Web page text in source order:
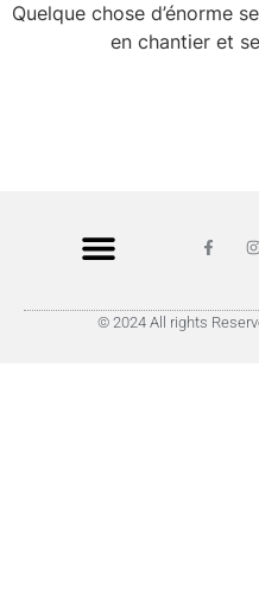
Quelque chose d’énorme
en chantier et
© 2024 All rights